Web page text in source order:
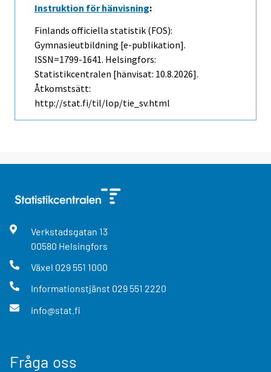
Instruktion för hänvisning:
Finlands officiella statistik (FOS):
Gymnasieutbildning [e-publikation].
ISSN=1799-1641. Helsingfors:
Statistikcentralen [hänvisat: 10.8.2026].
Åtkomstsätt:
http://stat.fi/til/lop/tie_sv.html
Verkstadsgatan 13
00580 Helsingfors
Växel 029 551 1000
Informationstjänst 029 551 2220
info@stat.fi
Fråga oss